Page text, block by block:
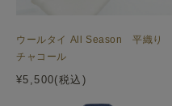
ウールタイ All Season 平織り
チャコール
¥5,500(税込)